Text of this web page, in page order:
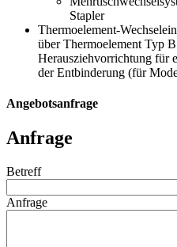
Stapler
Thermoelement-
über Thermoelement Typ
Herausziehvorrichtung für
der Entbinderung (für
Angebotsanfrage
Anfrage
Betreff
Anfrage